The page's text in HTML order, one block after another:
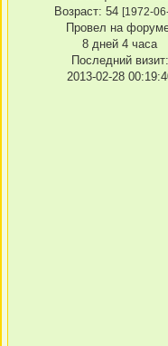
Возраст: 54 [1972-
Провел на
8 дней 4 часа
Последний визит:
2013-02-28